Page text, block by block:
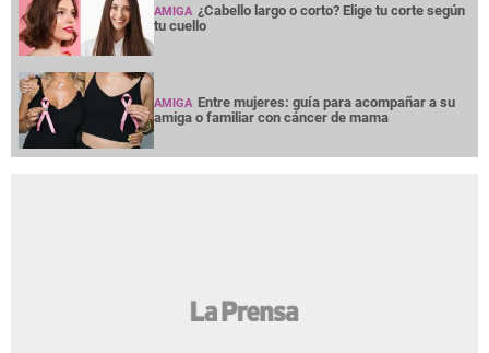
AMIGA ¿Cabello largo o corto? Elige tu corte según
tu cuello
AMIGA Entre mujeres: guía para acompañar a su
amiga o familiar con cáncer de mama